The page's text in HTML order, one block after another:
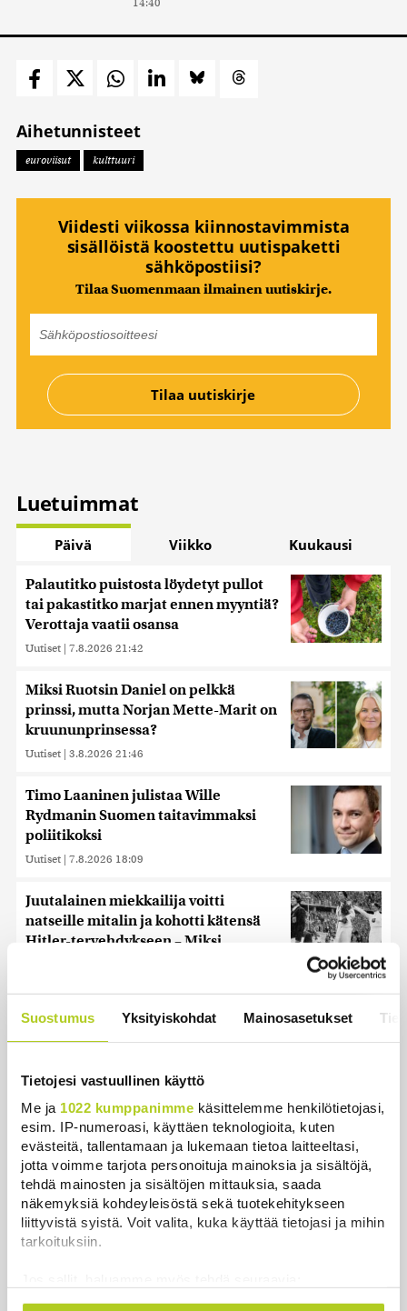
Suostumus Yksityiskohdat Mainosasetukset
Tietojesi vastuullinen käyttö
Me ja 1022 kumppanimme käsittelemme henkilötietojasi,
esim. IP-numeroasi, käyttäen teknologioita, kuten
evästeitä, tallentamaan ja lukemaan tietoa laitteeltasi,
jotta voimme tarjota personoituja mainoksia ja sisältöjä,
tehdä mainosten ja sisältöjen mittauksia, saada
näkemyksiä kohdeyleisöstä sekä tuotekehitykseen
liittyvistä syistä. Voit valita, kuka käyttää tietojasi ja mihin
tarkoituksiin.
Kerätä tietoja maantieteellisestä sijainnistasi,
Aihetunnisteet
euroviisut kulttuuri
Viidesti viikossa kiinnostavimmista
sisällöistä koostettu uutispaketti
sähköpostiisi?
Tilaa Suomenmaan ilmainen uutiskirje.
Luetuimmat
Päivä Viikko Kuukausi
Palautitko puistosta löydetyt pullot
tai pakastitko marjat ennen myyntiä?
Verottaja vaatii osansa
Uutiset | 7.8.2026 21:42
Miksi Ruotsin Daniel on pelkkä
prinssi, mutta Norjan Mette-Marit on
kruununprinsessa?
Uutiset | 3.8.2026 21:46
Timo Laaninen julistaa Wille
Rydmanin Suomen taitavimmaksi
poliitikoksi
Uutiset | 7.8.2026 18:09
Juutalainen miekkailija voitti
natseille mitalin ja kohotti kätensä
Hitler-tervehdykseen – Miksi
Ihmiset kahmivat nyt näitä tuotteita
Lidleistä – ”Hittitrendi”
Nämä ihmiset sairastuvat muita
herkemmin sydän- ja
verisuonitauteihin, sanoo tutkimus
Uutiset | 5.8.2026 22:01
Reuters: Ukraina on tuhonnut yli
miljoona neliömetriä Wildberriesin
Uutiset | 7.8.2026 21:55